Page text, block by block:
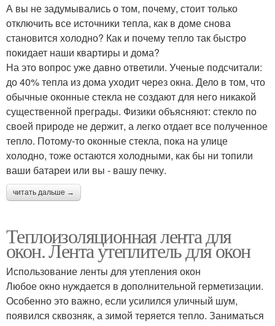
А вы не задумывались о том, почему, стоит только
отключить все источники тепла, как в доме снова
становится холодно? Как и почему тепло так быстро
покидает наши квартиры и дома?
На это вопрос уже давно ответили. Ученые подсчитали:
до 40% тепла из дома уходит через окна. Дело в том, что
обычные оконные стекла не создают для него никакой
существенной преграды. Физики объясняют: стекло по
своей природе не держит, а легко отдает все полученное
тепло. Потому-то оконные стекла, пока на улице
холодно, тоже остаются холодными, как бы ни топили
ваши батареи или вы - вашу печку.
читать дальше →
Теплоизоляционная лента для
окон. Лента утеплитель для окон
Использование ленты для утепления окон
Любое окно нуждается в дополнительной герметизации.
Особенно это важно, если усилился уличный шум,
появился сквозняк, а зимой теряется тепло. Заниматься